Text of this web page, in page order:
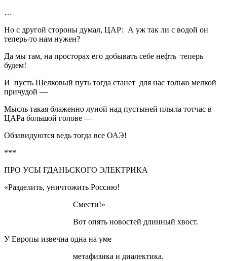
…
Но с другой стороны думал, ЦАР: А уж так ли с водой он
теперь-то нам нужен?
Да мы там, на просторах его добывать себе нефть теперь
будем!
И пусть Шелковый путь тогда станет для нас только мелкой
причудой —
Мысль такая блаженно луной над пустыней плыла тотчас в
ЦАРа большой голове —
Обзавидуются ведь тогда все ОАЭ!
***
ПРО УСЫ ГДАНЬСКОГО ЭЛЕКТРИКА
«Разделить, уничтожить Россию!
Смести!»
Вот опять новостей длинный хвост.
У Европы извечна одна на уме
метафизика и диалектика.